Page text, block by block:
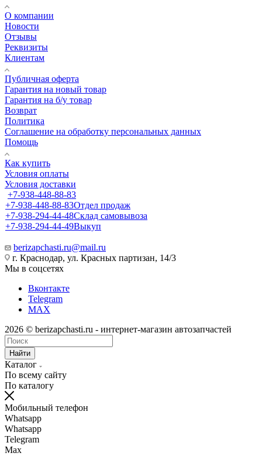
О компании
Новости
Отзывы
Реквизиты
Клиентам
Публичная оферта
Гарантия на новый товар
Гарантия на б/у товар
Возврат
Политика
Соглашение на обработку персональных данных
Помощь
Как купить
Условия оплаты
Условия доставки
+7-938-448-88-83
+7-938-448-88-83Отдел продаж
+7-938-294-44-48Склад самовывоза
+7-938-294-44-49Выкуп
berizapchasti.ru@mail.ru
г. Краснодар, ул. Красных партизан, 14/3
Мы в соцсетях
Вконтакте
Telegram
MAX
2026 © berizapchasti.ru - интернет-магазин автозапчастей
Найти
Каталог
По всему сайту
По каталогу
Мобильный телефон
Whatsapp
Whatsapp
Telegram
Max